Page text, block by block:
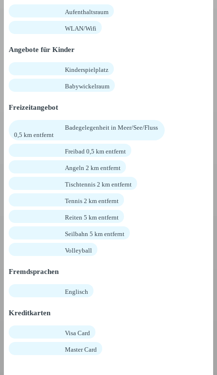
Aufenthaltsraum
WLAN/Wifi
Angebote für Kinder
Kinderspielplatz
Babywickelraum
Freizeitangebot
Badegelegenheit in Meer/See/Fluss
0,5 km entfernt
Freibad 0,5 km entfernt
Angeln 2 km entfernt
Tischtennis 2 km entfernt
Tennis 2 km entfernt
Reiten 5 km entfernt
Seilbahn 5 km entfernt
Volleyball
Fremdsprachen
Englisch
Kreditkarten
Visa Card
Master Card